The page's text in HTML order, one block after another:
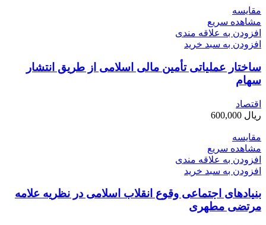
مقایسه
مشاهده سریع
افزودن به علاقه مندی
افزودن به سبد خرید
ساختار عملیاتی تأمین مالی اسلامی از طریق انتشار
سهام
اقتصاد
ریال
مقایسه
مشاهده سریع
افزودن به علاقه مندی
افزودن به سبد خرید
بنیادهای اجتماعی وقوع انقلاب اسلامی در نظریه علامه
مرتضی مطهری